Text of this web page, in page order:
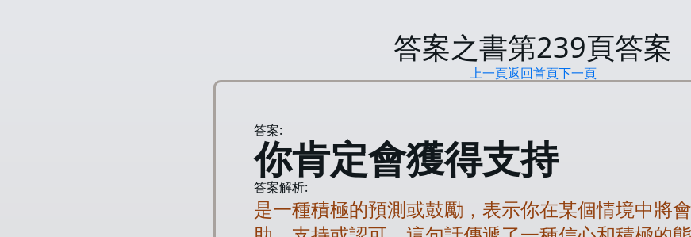
答案之書第239頁答案
上一頁返回首頁下一頁
答案:
你肯定會獲得支持
答案解析:
是一種積極的預測或鼓勵，表示你在某個情境中將